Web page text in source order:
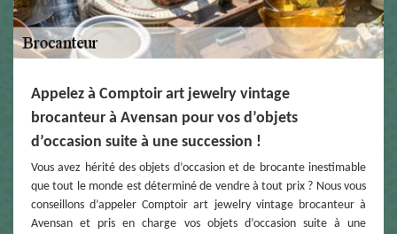
Appelez à Comptoir art jewelry vintage
brocanteur à Avensan pour vos d’objets
d’occasion suite à une succession !
Vous avez hérité des objets d’occasion et de brocante inestimable
que tout le monde est déterminé de vendre à tout prix ? Nous vous
conseillons d’appeler Comptoir art jewelry vintage brocanteur à
Avensan et pris en charge vos objets d’occasion suite à une